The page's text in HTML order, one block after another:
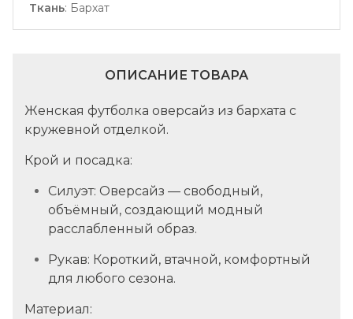
Ткань: Бархат
ОПИСАНИЕ ТОВАРА
Женская футболка оверсайз из бархата с
кружевной отделкой.
Крой и посадка:
Силуэт: Оверсайз — свободный,
объёмный, создающий модный
расслабленный образ.
Рукав: Короткий, втачной, комфортный
для любого сезона.
Материал: